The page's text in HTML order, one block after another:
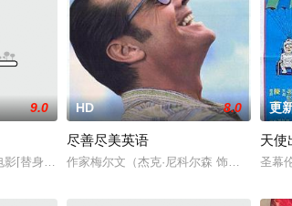
9.0
[替身演员]，维文将饰演一位电影明星，她请了一
HD 8.0
尽善尽美英语
作家梅尔文（杰克·尼科尔森 饰）是一个
更
天使
圣幕